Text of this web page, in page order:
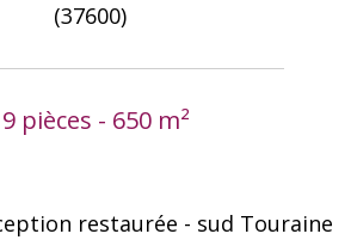
(37600)
pièces - 650 m²
restaurée - sud Touraine